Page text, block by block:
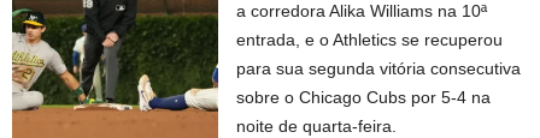
a corredora Alika Williams na 10ª
entrada, e o Athletics se recuperou
para sua segunda vitória consecutiva
sobre o Chicago Cubs por 5-4 na
noite de quarta-feira.